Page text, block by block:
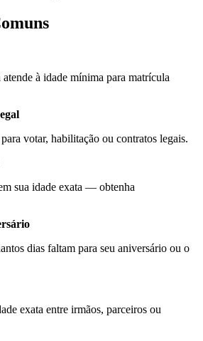
à idade mínima para matrícula
votar, habilitação ou contratos legais.
sua idade exata — obtenha
dias faltam para seu aniversário ou o
exata entre irmãos, parceiros ou